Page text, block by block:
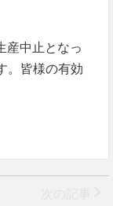
産中止となっ
。皆様の有効